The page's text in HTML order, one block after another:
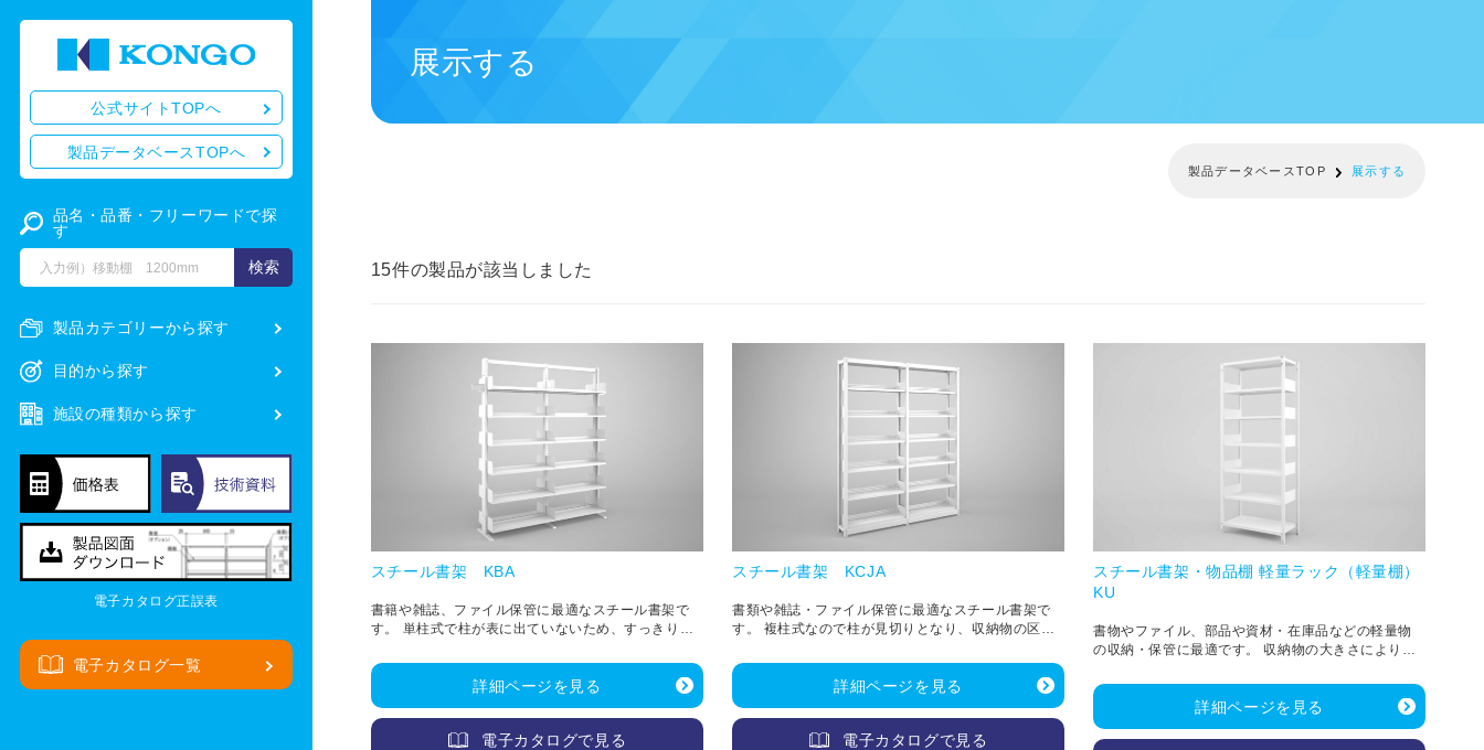
公式サイトTOPへ
製品データベースTOPへ
品名・品番・フリーワードで探
す
製品カテゴリーから探す
目的から探す
施設の種類から探す
電子カタログ正誤表
電子カタログ一覧
展示する
製品データベースTOP 展示する
15件の製品が該当しました
スチール書架 KBA
書籍や雑誌、ファイル保管に最適なスチール書架で
す。 単柱式で柱が表に出ていないため、すっきりし
詳細ページを見る
電子カタログで見る
スチール書架 KCJA
書類や雑誌・ファイル保管に最適なスチール書架で
す。 複柱式なので柱が見切りとなり、収納物の区切
詳細ページを見る
電子カタログで見る
スチール書架・物品棚 軽量ラック（軽量棚）
KU
書物やファイル、部品や資材・在庫品などの軽量物
の収納・保管に最適です。 収納物の大きさにより、
詳細ページを見る